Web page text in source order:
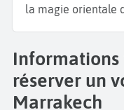
la magie orientale
réserver un
Marrakech